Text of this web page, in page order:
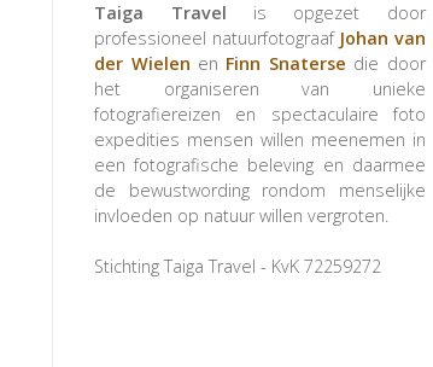
Taiga Travel is opgezet door
professioneel natuurfotograaf Johan van
der Wielen en Finn Snaterse die door
het organiseren van unieke
fotografiereizen en spectaculaire foto
expedities mensen willen meenemen in
een fotografische beleving en daarmee
de bewustwording rondom menselijke
invloeden op natuur willen vergroten.
Stichting Taiga Travel - KvK 72259272